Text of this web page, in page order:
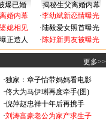
爆已婚
揭秘生父离婚内幕
婚内幕
媳相见
正造人
·李幼斌新恋情曝光
·陆毅爱女照首曝光
·陈好新男友被曝光
更多>>
·独家：章子怡带妈妈看电影
·佟大为马伊琍再度牵手(图)
·倪萍赵忠祥十年后再携手
·刘涛富豪老公为家产求生子